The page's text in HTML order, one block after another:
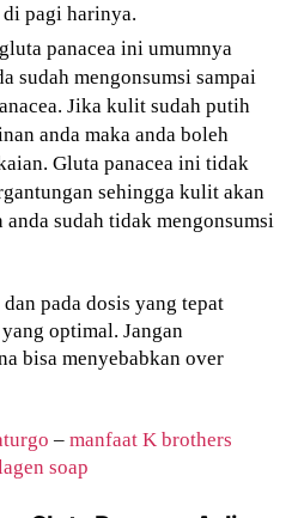
pagi harinya.
panacea ini umumnya
sudah mengonsumsi sampai
Jika kulit sudah putih
anda maka anda boleh
Gluta panacea ini tidak
sehingga kulit akan
sudah tidak mengonsumsi
pada dosis yang tepat
optimal. Jangan
bisa menyebabkan over
–manfaat K brothers
soap